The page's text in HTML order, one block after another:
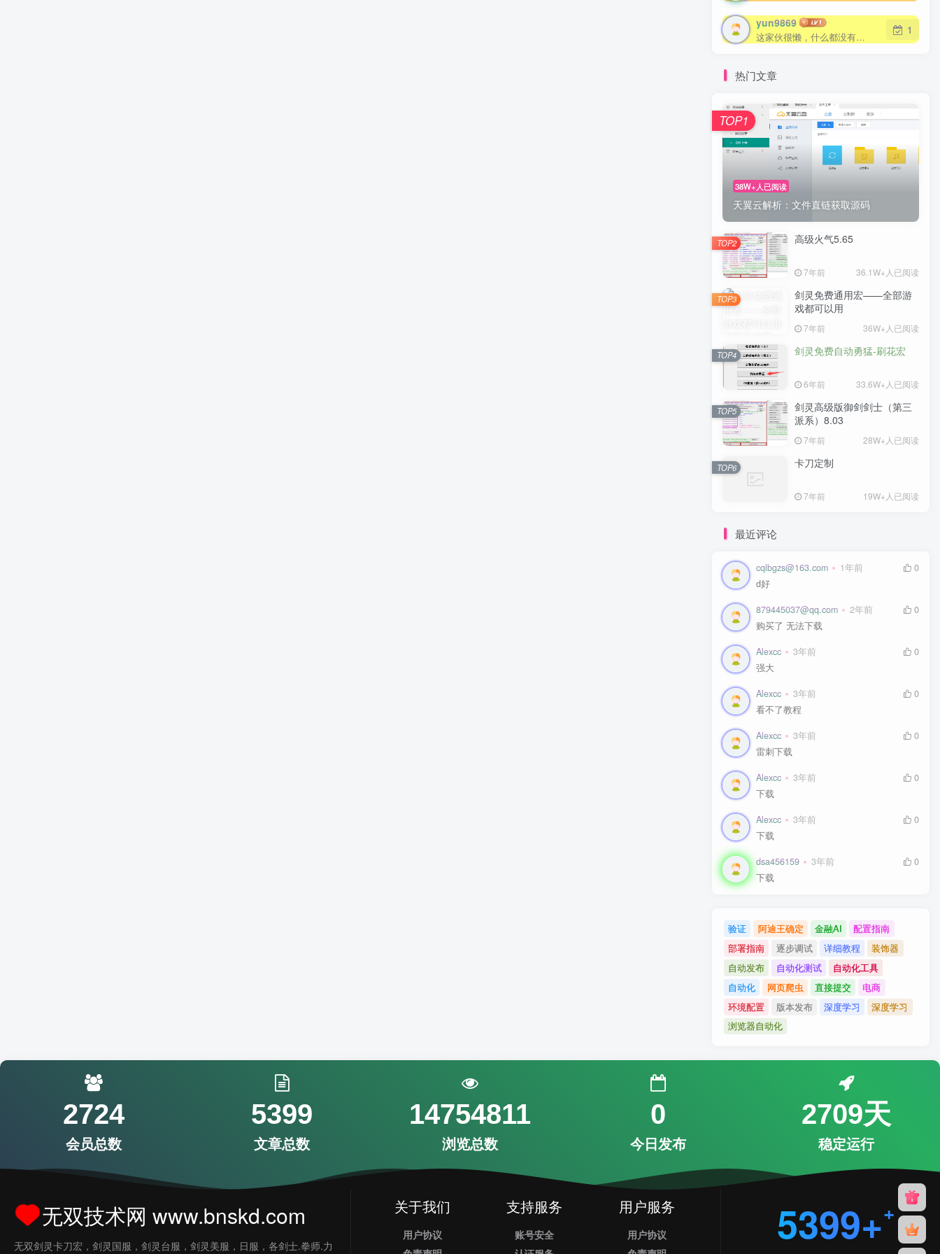
yun9869
这家伙很懒，什么都没有写...
1
热门文章
38W+人已阅读
天翼云解析：文件直链获取源码
TOP1
高级火气5.65
7年前 36.1W+人已阅读
TOP2
剑灵免费通用宏——全部游
戏都可以用
7年前 36W+人已阅读
TOP3
剑灵免费自动勇猛-刷花宏
6年前 33.6W+人已阅读
TOP4
剑灵高级版御剑剑士（第三
派系）8.03
7年前 28W+人已阅读
TOP5
卡刀定制
7年前 19W+人已阅读
TOP6
最近评论
cqlbgzs@163.com 1年前
0
d好
879445037@qq.com 2年前
0
购买了 无法下载
Alexcc 3年前
0
强大
Alexcc 3年前
0
看不了教程
Alexcc 3年前
0
雷刺下载
Alexcc 3年前
0
下载
Alexcc 3年前
0
下载
dsa456159 3年前
0
下载
验证 阿迪王确定 金融AI
配置指南
部署指南
逐步调试 详细教程
装饰器
自动发布
自动化测试
自动化工具
自动化
网页爬虫 直接提交
电商
环境配置
版本发布 深度学习
深度学习
浏览器自动化
2724
会员总数
5399
文章总数
14754811
浏览总数
0
今日发布
2709天
稳定运行
无双技术网 www.bnskd.com
无双剑灵卡刀宏，剑灵国服，剑灵台服，剑灵美服，日服，各剑士.拳师.力
关于我们
用户协议
支持服务
账号安全
用户服务
用户协议
5399+